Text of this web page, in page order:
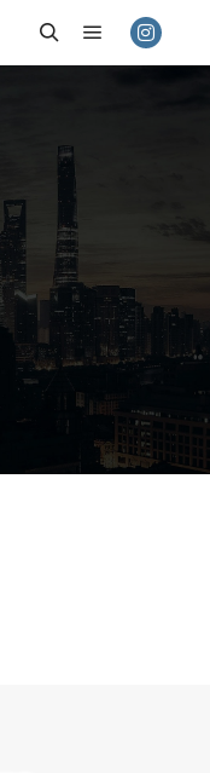
検索 メインメニ